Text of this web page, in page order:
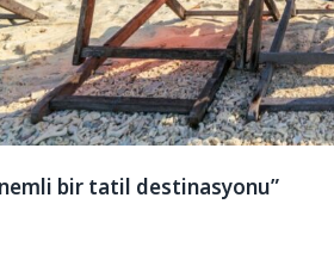
bir tatil destinasyonu”